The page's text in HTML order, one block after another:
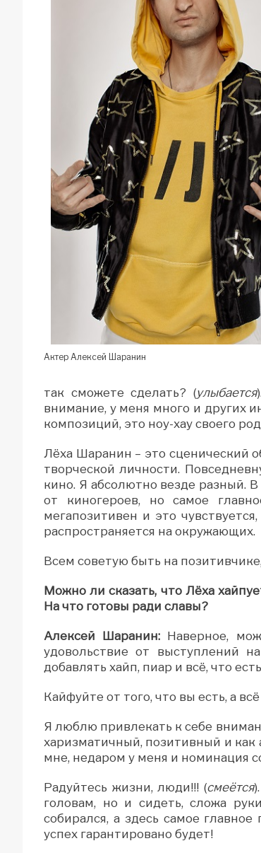
Актер Алексей Шаранин
так сможете сделать? (улыбается
внимание, у меня много и других
композиций, это ноу-хау своего
Лёха Шаранин – это сценический
творческой личности.
кино. Я абсолютно везде разный.
от киногероев, но самое
мегапозитивен и это
распространяется на окружающих.
Всем советую быть на
Можно ли сказать, что Лёха
На что готовы ради славы?
Алексей Шаранин: Наверное,
удовольствие от выступлений
добавлять хайп, пиар и всё, что
Кайфуйте от того, что вы есть, а
Я люблю привлекать к себе
харизматичный, позитивный и как
мне, недаром у меня и номинация
Радуйтесь жизни, люди!!! (смеётся
головам, но и сидеть, сложа
собирался, а здесь самое
успех гарантировано будет!